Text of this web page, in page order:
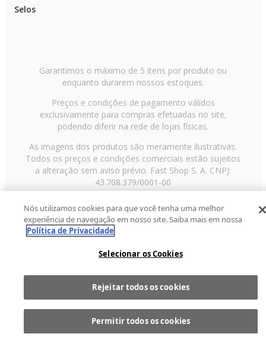
Comprar
Selos
Garantimos o máximo de 5 itens por produto ou
enquanto durarem nossos estoques.
Preços e condições de pagamento válidos
exclusivamente para compras efetuadas no site,
podendo diferir na rede de lojas físicas.
As imagens dos produtos são meramente ilustrativas.
Todos os preços e condições comerciais estão sujeitos
a alteração sem aviso prévio. Fast Shop S. A. CNPJ:
43.708.379/0001-00
Avenida Zaki Narchi, nº 1650, sobreloja, Carandiru, São
Paulo/SP, CEP 02029-001, Telefone: 11 3003-3728 ©
2013 Fast Shop - Todos os direitos reservadosRF
Nós utilizamos cookies para que você tenha uma melhor
experiência de navegação em nosso site. Saiba mais em nossa
Política de Privacidade
Selecionar os Cookies
Rejeitar todos os cookies
Permitir todos os cookies